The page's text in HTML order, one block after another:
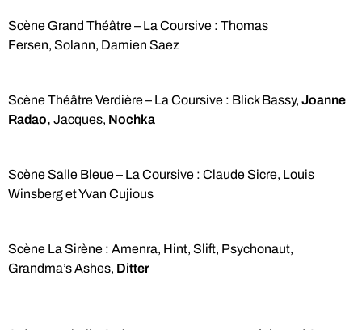
Scène Grand Théâtre – La Coursive : Thomas
Fersen, Solann, Damien Saez
Scène Théâtre Verdière – La Coursive : Blick Bassy, Joanne
Radao, Jacques, Nochka
Scène Salle Bleue – La Coursive : Claude Sicre, Louis
Winsberg et Yvan Cujious
Scène La Sirène : Amenra, Hint, Slift, Psychonaut,
Grandma’s Ashes, Ditter